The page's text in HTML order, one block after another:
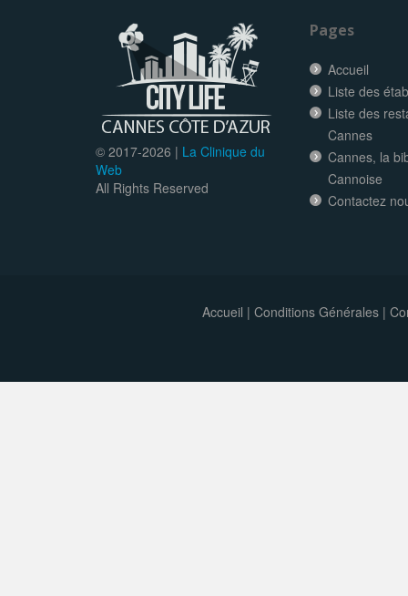
© 2017-2026 | La Clinique du
Web
All Rights Reserved
Pages
Accueil
Liste des
Liste des
Cannes
Cannes, la
Cannoise
Contactez
Accueil | Conditions Générales|